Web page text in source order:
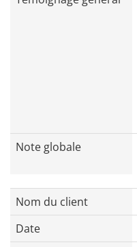
Note globale
Nom du client
Date